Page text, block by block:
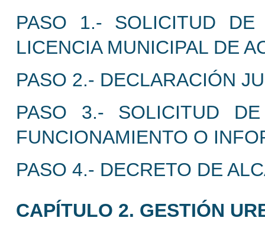
PASO 1.- SOLICITUD
LICENCIA MUNICIPAL DE
PASO 2.- DECLARACIÓN
PASO 3.- SOLICITUD
FUNCIONAMIENTO O
PASO 4.- DECRETO DE
CAPÍTULO 2. GESTIÓN